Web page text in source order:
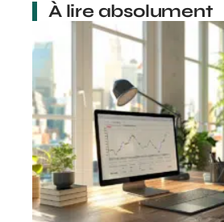
À lire absolument